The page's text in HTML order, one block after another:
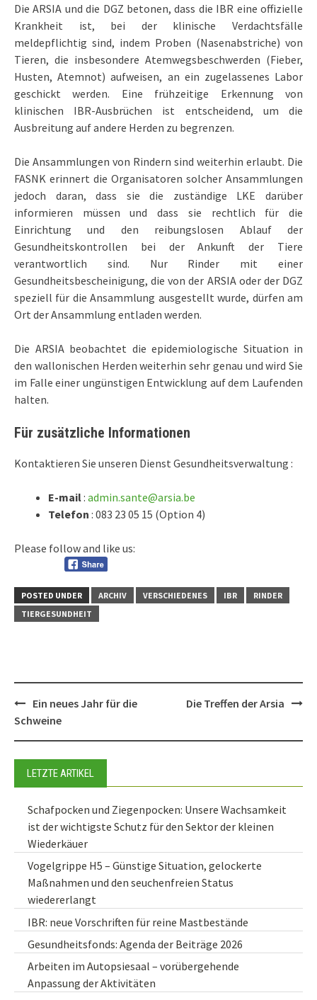
Die ARSIA und die DGZ betonen, dass die IBR eine offizielle
Krankheit ist, bei der klinische Verdachtsfälle
meldepflichtig sind, indem Proben (Nasenabstriche) von
Tieren, die insbesondere Atemwegsbeschwerden (Fieber,
Husten, Atemnot) aufweisen, an ein zugelassenes Labor
geschickt werden. Eine frühzeitige Erkennung von
klinischen IBR-Ausbrüchen ist entscheidend, um die
Ausbreitung auf andere Herden zu begrenzen.
Die Ansammlungen von Rindern sind weiterhin erlaubt. Die
FASNK erinnert die Organisatoren solcher Ansammlungen
jedoch daran, dass sie die zuständige LKE darüber
informieren müssen und dass sie rechtlich für die
Einrichtung und den reibungslosen Ablauf der
Gesundheitskontrollen bei der Ankunft der Tiere
verantwortlich sind. Nur Rinder mit einer
Gesundheitsbescheinigung, die von der ARSIA oder der DGZ
speziell für die Ansammlung ausgestellt wurde, dürfen am
Ort der Ansammlung entladen werden.
Die ARSIA beobachtet die epidemiologische Situation in
den wallonischen Herden weiterhin sehr genau und wird Sie
im Falle einer ungünstigen Entwicklung auf dem Laufenden
halten.
Für zusätzliche Informationen
Kontaktieren Sie unseren Dienst Gesundheitsverwaltung :
E-mail: admin.sante@arsia.be
Telefon : 083 23 05 15 (Option 4)
Please follow and like us:
POSTED UNDER ARCHIV VERSCHIEDENES IBR
RINDER
TIERGESUNDHEIT
Post
navigation
Ein neues Jahr für die
Schweine
Die Treffen der Arsia
LETZTE ARTIKEL
Schafpocken und Ziegenpocken: Unsere Wachsamkeit
ist der wichtigste Schutz für den Sektor der kleinen
Wiederkäuer
Vogelgrippe H5 – Günstige Situation, gelockerte
Maßnahmen und den seuchenfreien Status
wiedererlangt
IBR: neue Vorschriften für reine Mastbestände
Gesundheitsfonds: Agenda der Beiträge 2026
Arbeiten im Autopsiesaal – vorübergehende
Anpassung der Aktivitäten